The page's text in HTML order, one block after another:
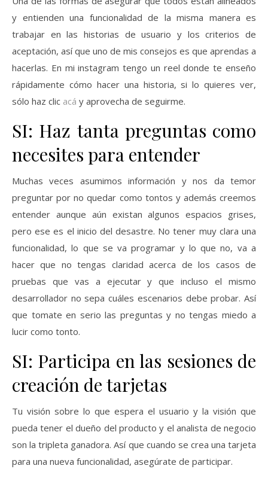
y entienden una funcionalidad de la misma manera es
trabajar en las historias de usuario y los criterios de
aceptación, así que uno de mis consejos es que aprendas a
hacerlas. En mi instagram tengo un reel donde te enseño
rápidamente cómo hacer una historia, si lo quieres ver,
sólo haz clic acá y aprovecha de seguirme.
SI: Haz tanta preguntas como
necesites para entender
Muchas veces asumimos información y nos da temor
preguntar por no quedar como tontos y además creemos
entender aunque aún existan algunos espacios grises,
pero ese es el inicio del desastre. No tener muy clara una
funcionalidad, lo que se va programar y lo que no, va a
hacer que no tengas claridad acerca de los casos de
pruebas que vas a ejecutar y que incluso el mismo
desarrollador no sepa cuáles escenarios debe probar. Así
que tomate en serio las preguntas y no tengas miedo a
lucir como tonto.
SI: Participa en las sesiones de
creación de tarjetas
Tu visión sobre lo que espera el usuario y la visión que
pueda tener el dueño del producto y el analista de negocio
son la tripleta ganadora. Así que cuando se crea una tarjeta
para una nueva funcionalidad, asegúrate de participar.